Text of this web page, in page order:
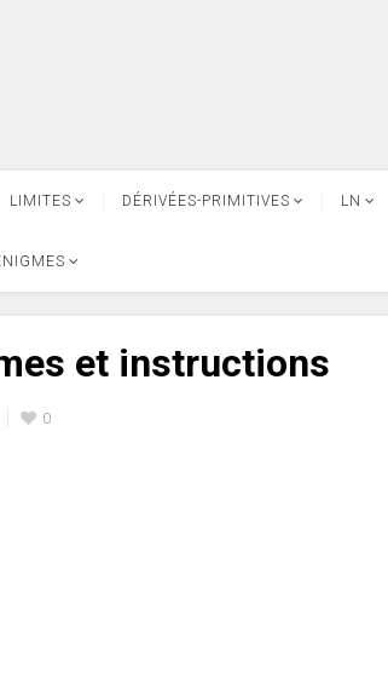
LIMITES DÉRIVÉES-PRIMITIVES LN
et instructions
0